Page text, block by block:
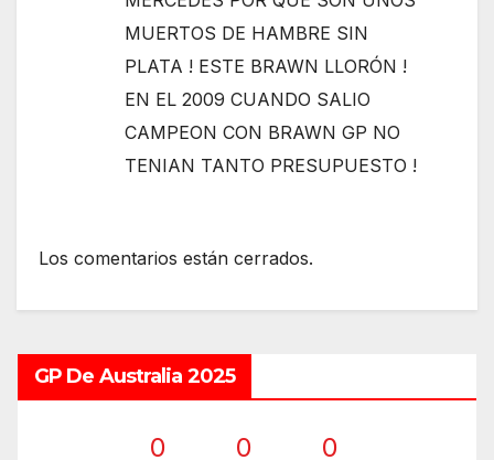
MUERTOS DE HAMBRE SIN
PLATA ! ESTE BRAWN LLORÓN !
EN EL 2009 CUANDO SALIO
CAMPEON CON BRAWN GP NO
TENIAN TANTO PRESUPUESTO !
Los comentarios están cerrados.
GP De Australia 2025
0 0 0